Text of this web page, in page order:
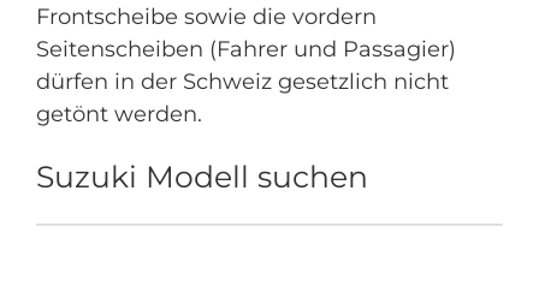
Frontscheibe sowie die vordern
Seitenscheiben (Fahrer und Passagier)
dürfen in der Schweiz gesetzlich nicht
getönt werden.
Suzuki Modell suchen